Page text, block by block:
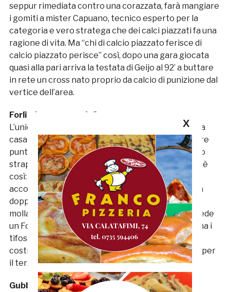
seppur rimediata contro una corazzata, farà mangiare
i gomiti a mister Capuano, tecnico esperto per la
categoria e vero stratega che dei calci piazzati fa una
ragione di vita. Ma “chi di calcio piazzato ferisce di
calcio piazzato perisce” così, dopo una gara giocata
quasi alla pari arriva la testata di Geijo al 92’ a buttare
in rete un cross nato proprio da calcio di punizione dal
vertice dell’area.
Forlì – Lumezzane 1-3
L’unica vittoria in trasferta di giornata se la porta a
casa il Lumezzane che torna a vedere da vicino i tre
punti dopo undici turni, ma solo dopo aver subito lo
strapotere del Forlì. Sembra incredibile a dirsi, ma è
così: il Forlì gioca bene nel primo tempo, tanto da
accomodarsi sugli allori e subire, su due svarioni, la
doppietta di Bacio Terracino. I padroni di casa non
mollano e accorciano con Succi. Nella ripresa si vede
un Forlì da accademia, talmente bello che in tribuna i
tifosi di casa si stropicciano gli occhi, ma poi sono
costretti a tornare sulla terra delusi ed arrabbiati per
il terzo gol infilato da Marra.
Gubbio – Ancona 3-2
X